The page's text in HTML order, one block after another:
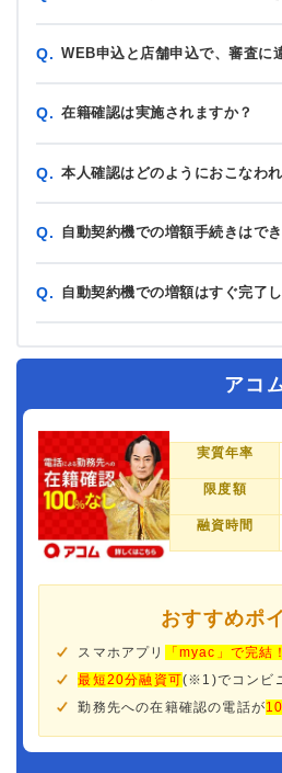
Q. WEB申込と店舗申込で、審査に
Q. 在籍確認は実施されますか？
Q. 本人確認はどのようにおこなわ
Q. 自動契約機での増額手続きはで
Q. 自動契約機での増額はすぐ完了
アコ
実質年率
限度額
融資時間
おすすめポ
スマホアプリ
「myac」で完結！
最短20分融資可(※1)でコンビ
勤務先への在籍確認の電話が